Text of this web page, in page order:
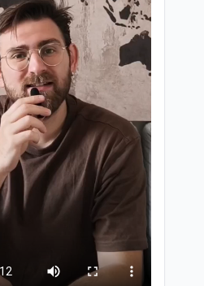
Scuola7 ago
“Noi siamo le Scuole”:
sport e musica a San
Miniato, STEM a Lerici
con il progetto del Mim
Sparatoria a Bangkok: